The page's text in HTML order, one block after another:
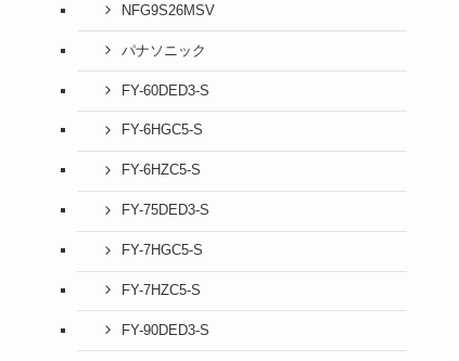
NFG9S26MSV
パナソニック
FY-60DED3-S
FY-6HGC5-S
FY-6HZC5-S
FY-75DED3-S
FY-7HGC5-S
FY-7HZC5-S
FY-90DED3-S